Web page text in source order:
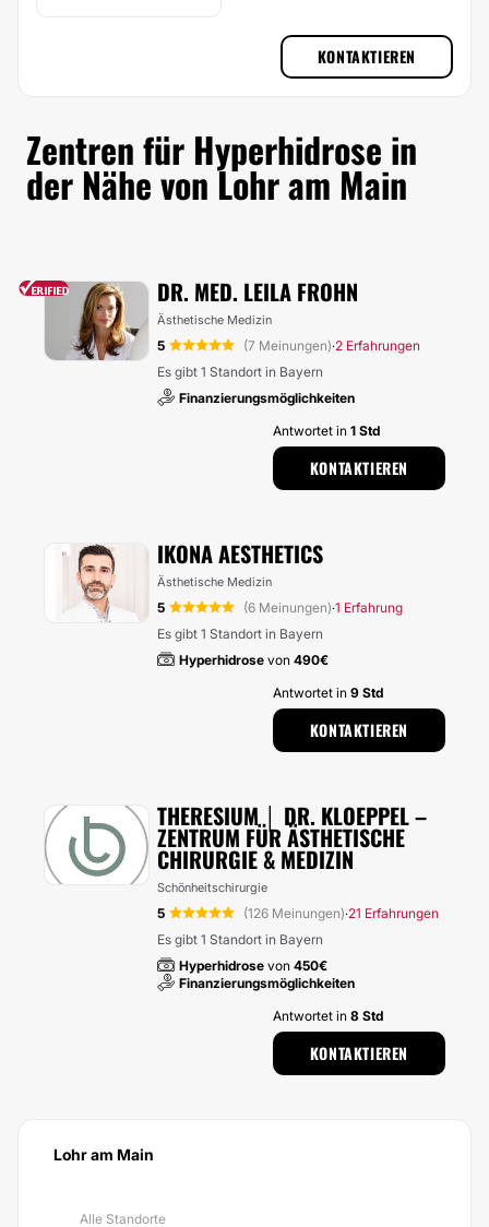
KONTAKTIEREN
Zentren für Hyperhidrose in
der Nähe von Lohr am Main
DR. MED. LEILA FROHN
Ästhetische Medizin
5 (7 Meinungen)·2 Erfahrungen
Es gibt 1 Standort in Bayern
Finanzierungsmöglichkeiten
Antwortet in 1 Std
KONTAKTIEREN
IKONA AESTHETICS
Ästhetische Medizin
5 (6 Meinungen)·1 Erfahrung
Es gibt 1 Standort in Bayern
Hyperhidrose von 490€
Antwortet in 9 Std
KONTAKTIEREN
THERESIUM │ DR. KLOEPPEL –
ZENTRUM FÜR ÄSTHETISCHE
CHIRURGIE & MEDIZIN
Schönheitschirurgie
5 (126 Meinungen)·21 Erfahrungen
Es gibt 1 Standort in Bayern
Hyperhidrose von 450€
Finanzierungsmöglichkeiten
Antwortet in 8 Std
KONTAKTIEREN
Lohr am Main
Alle Standorte